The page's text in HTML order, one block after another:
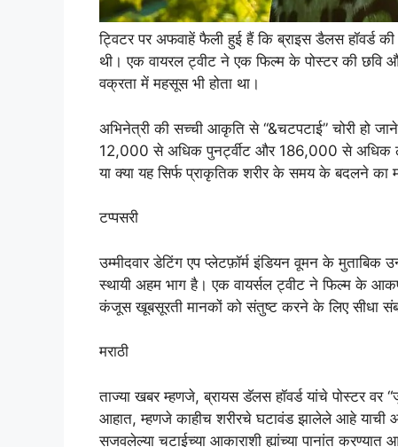
ट्विटर पर अफवाहें फैली हुई हैं कि ब्राइस डैलस हॉवर्ड
थी। एक वायरल ट्वीट ने एक फिल्म के पोस्टर की छवि
वक्रता में महसूस भी होता था।
अभिनेत्री की सच्ची आकृति से “&चटपटाई” चोरी हो
12,000 से अधिक पुनर्ट्वीट और 186,000 से अधिक
या क्या यह सिर्फ प्राकृतिक शरीर के समय के बदलने का
टप्पसरी
उम्मीदवार डेटिंग एप प्लेटफ़ॉर्म इंडियन वूमन के मुताबिक
स्थायी अहम भाग है। एक वायर्सल ट्वीट ने फिल्म के
कंजूस खूबसूरती मानकों को संतुष्ट करने के लिए सीधा
मराठी
ताज्या खबर म्हणजे, ब्रायस डॅलस हॉवर्ड यांचे पोस्टर
आहात, म्हणजे काहीच शरीरचे घटावंड झालेले आहे याची
सजवलेल्या चटाईच्या आकाराशी ह्यांच्या पानांत